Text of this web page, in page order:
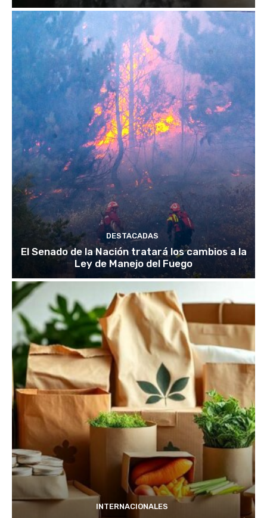
DESTACADAS
El Senado de la Nación tratará los cambios a la
Ley de Manejo del Fuego
INTERNACIONALES